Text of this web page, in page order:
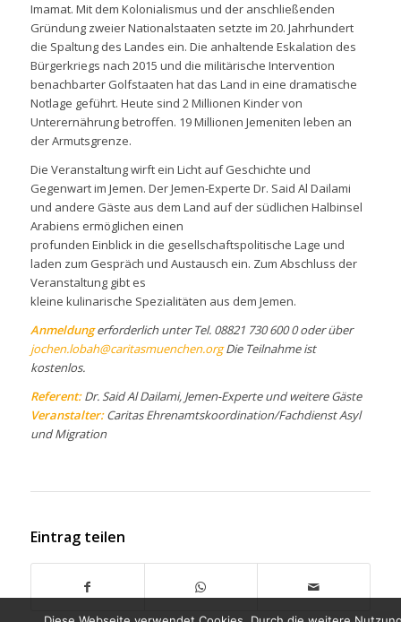
Imamat. Mit dem Kolonialismus und der anschließenden
Gründung zweier Nationalstaaten setzte im 20. Jahrhundert
die Spaltung des Landes ein. Die anhaltende Eskalation des
Bürgerkriegs nach 2015 und die militärische Intervention
benachbarter Golfstaaten hat das Land in eine dramatische
Notlage geführt. Heute sind 2 Millionen Kinder von
Unterernährung betroffen. 19 Millionen Jemeniten leben an
der Armutsgrenze.
Die Veranstaltung wirft ein Licht auf Geschichte und
Gegenwart im Jemen. Der Jemen-Experte Dr. Said Al Dailami
und andere Gäste aus dem Land auf der südlichen Halbinsel
Arabiens ermöglichen einen
profunden Einblick in die gesellschaftspolitische Lage und
laden zum Gespräch und Austausch ein. Zum Abschluss der
Veranstaltung gibt es
kleine kulinarische Spezialitäten aus dem Jemen.
Anmeldungerforderlich unter Tel. 08821 730 600 0 oder über
jochen.lobah@caritasmuenchen.orgDie Teilnahme ist
kostenlos.
Referent:Dr. Said Al Dailami, Jemen-Experte und weitere Gäste
Veranstalter:Caritas Ehrenamtskoordination/Fachdienst Asyl
und Migration
Eintrag teilen